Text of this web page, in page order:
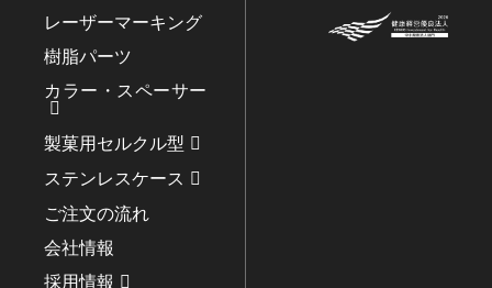
レーザーマーキング
樹脂パーツ
カラー・スペーサー
製菓用セルクル型
ステンレスケース
ご注文の流れ
会社情報
採用情報